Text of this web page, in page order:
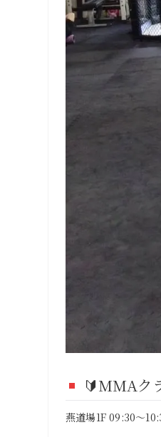
🔰MMAク
燕道場1F 09:30～